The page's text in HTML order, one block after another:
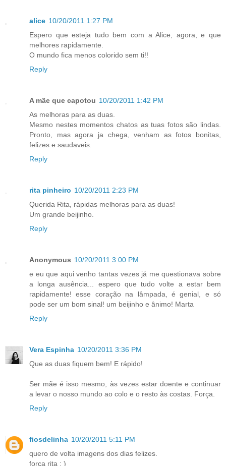
alice 10/20/2011 1:27 PM
Espero que esteja tudo bem com a Alice, agora, e que
melhores rapidamente.
O mundo fica menos colorido sem ti!!
Reply
A mãe que capotou 10/20/2011 1:42 PM
As melhoras para as duas.
Mesmo nestes momentos chatos as tuas fotos são lindas.
Pronto, mas agora ja chega, venham as fotos bonitas,
felizes e saudaveis.
Reply
rita pinheiro 10/20/2011 2:23 PM
Querida Rita, rápidas melhoras para as duas!
Um grande beijinho.
Reply
Anonymous 10/20/2011 3:00 PM
e eu que aqui venho tantas vezes já me questionava sobre
a longa ausência... espero que tudo volte a estar bem
rapidamente! esse coração na lâmpada, é genial, e só
pode ser um bom sinal! um beijinho e ânimo! Marta
Reply
Vera Espinha 10/20/2011 3:36 PM
Que as duas fiquem bem! E rápido!
Ser mãe é isso mesmo, às vezes estar doente e continuar
a levar o nosso mundo ao colo e o resto às costas. Força.
Reply
fiosdelinha 10/20/2011 5:11 PM
quero de volta imagens dos dias felizes.
força rita : )